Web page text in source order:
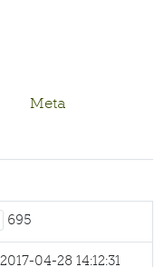
Meta
695
2017-04-28 14:12:31